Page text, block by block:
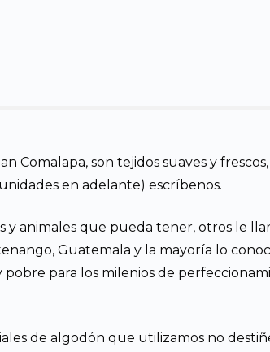
son tejidos suaves y
en adelante) escríbenos.
y animales que pueda tener, otros le
Guatemala y la mayoría lo
para los milenios de
de algodón que utilizamos no